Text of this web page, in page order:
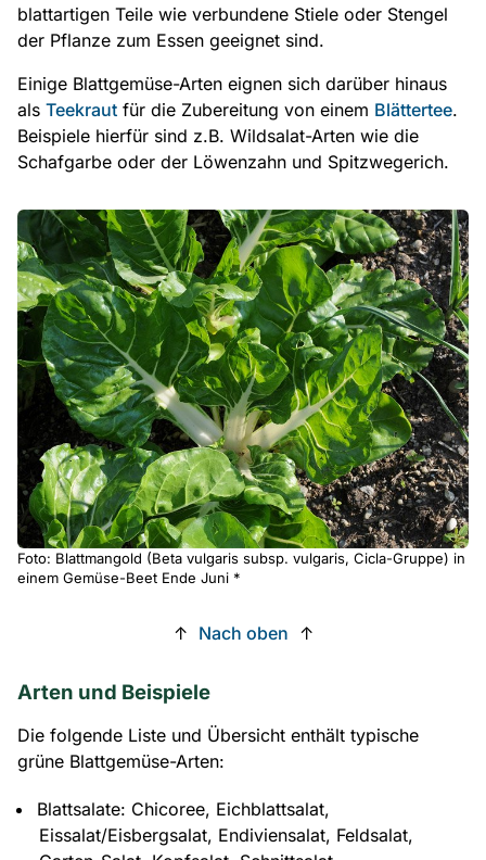
blattartigen Teile wie verbundene Stiele oder Stengel
der Pflanze zum Essen geeignet sind.
Einige Blattgemüse-Arten eignen sich darüber hinaus
als Teekraut für die Zubereitung von einem Blättertee.
Beispiele hierfür sind z.B. Wildsalat-Arten wie die
Schafgarbe oder der Löwenzahn und Spitzwegerich.
Foto: Blattmangold (Beta vulgaris subsp. vulgaris, Cicla-Gruppe) in
einem Gemüse-Beet Ende Juni *
↑ Nach oben ↑
Arten und Beispiele
Die folgende Liste und Übersicht enthält typische
grüne Blattgemüse-Arten:
Blattsalate: Chicoree, Eichblattsalat,
Eissalat/Eisbergsalat, Endiviensalat, Feldsalat,